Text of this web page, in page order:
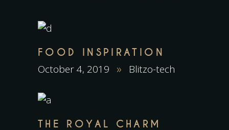
FOOD INSPIRATION
October 4, 2019 Blitzo-tech
THE ROYAL CHARM